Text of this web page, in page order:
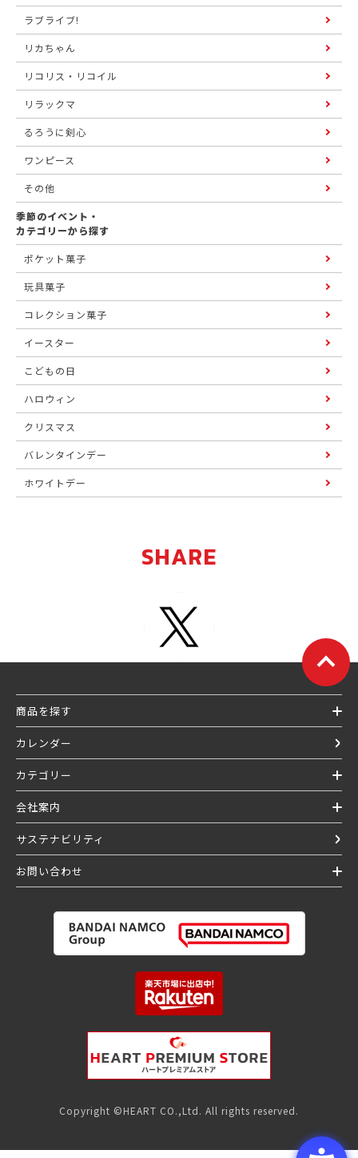
ラブライブ!
リカちゃん
リコリス・リコイル
リラックマ
るろうに剣心
ワンピース
その他
季節のイベント・
カテゴリーから探す
ポケット菓子
玩具菓子
コレクション菓子
イースター
こどもの日
ハロウィン
クリスマス
バレンタインデー
ホワイトデー
SHARE
商品を探す
カレンダー
カテゴリー
会社案内
サステナビリティ
お問い合わせ
Copyright ©HEART CO.,Ltd. All rights reserved.